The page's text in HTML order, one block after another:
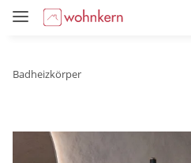
Badheizkörper